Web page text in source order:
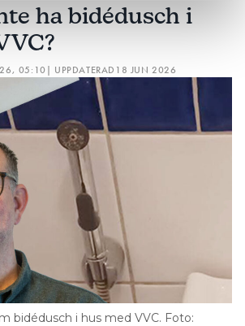
ha bidédusch i
05:10 | UPPDATERAD 18 JUN 2026
bidédusch i hus med VVC. Foto: